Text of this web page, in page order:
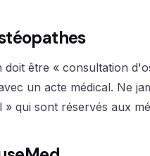
être « consultation
un acte médical. Ne
qui sont réservés aux